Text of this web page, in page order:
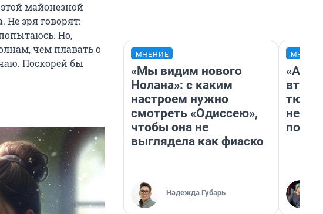
майонезной
Не зря говорят:
Но,
чем плавать о
Поскорей бы
МНЕНИЕ
«Мы видим нового
Нолана»: с каким
настроем нужно
смотреть «Одиссею»,
чтобы она не
выглядела как фиаско
Надежда Губарь